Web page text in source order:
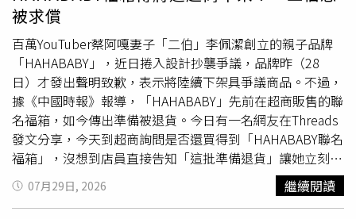
會，希望透過此次活動，讓孩子接觸平時較少體驗的運動項
目，在專業教練指導及完善安全措施下，建立正確運動觀念
與安全意識。同時藉由家長及各網絡單位共同參與，攜手營
造支持兒少健康成長的友善環境，也感謝射擊協會提供專業
場地、設備及教練團隊，共同促成此次活動。射擊協會理事
長蔡岳勳表示，柳營運動靶場長期致力於推廣射擊運動，提
供符合安全規範的專業場地與設備，希望讓更多民眾認識射
擊運動的內涵。射擊運動除講求技術外，更重視紀律、安全
及自我管理，因此本次特別安排專業教練全程陪同指導，期
盼透過親身體驗，讓青少年及家長建立正確觀念，也進一步
認識射擊運動的價值與精神。兒少協會理事長施斌惠表示，
感謝臺南市政府徐副秘書長媒合射擊協會，促成此次難得的
被求償
百萬YouTuber蔡阿嘎妻子「二伯」李佩潔創立的親子品牌
「HAHABABY」，近日捲入設計抄襲爭議，品牌昨（28
日）才發出聲明致歉，表示將陸續下架具爭議商品。不過，
據《中國時報》報導，「HAHABABY」先前在超商販售的聯
名福箱，如今傳出準備被退貨。今日有一名網友在Threads
發文分享，今天到超商詢問是否還買得到「HAHABABY聯名
福箱」，沒想到店員直接告知「這批準備退貨」讓她立刻買
下一組，並表示自己變成「這間店第一個買、和最後一個買
的人…瞬間有種撿到寶的感覺」，貼文曝光後吸引不少網友
07月29日, 2026 繼續閱讀